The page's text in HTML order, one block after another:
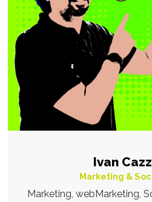
Ivan
Marketing &
Marketing, webMarketing,